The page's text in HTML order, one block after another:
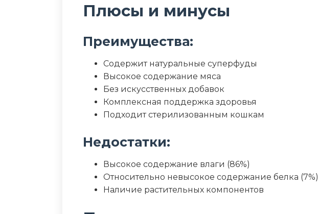
Плюсы и минусы
Преимущества:
Содержит натуральные суперфуды
Высокое содержание мяса
Без искусственных добавок
Комплексная поддержка здоровья
Подходит стерилизованным кошкам
Недостатки:
Высокое содержание влаги (86%)
Относительно невысокое содержание белка (7%)
Наличие растительных компонентов